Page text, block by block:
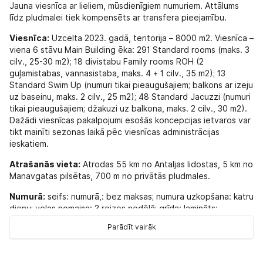
Jauna viesnīca ar lieliem, mūsdienīgiem numuriem. Attālums
līdz pludmalei tiek kompensēts ar transfera pieejamību.
Viesnīca: Uzcelta 2023. gadā, teritorija – 8000 m2. Viesnīca –
viena 6 stāvu Main Building ēka: 291 Standard rooms (maks. 3
cilv., 25-30 m2); 18 divistabu Family rooms ROH (2
guļamistabas, vannasistaba, maks. 4 + 1 cilv., 35 m2); 13
Standard Swim Up (numuri tikai pieaugušajiem; balkons ar izeju
uz baseinu, maks. 2 cilv., 25 m2); 48 Standard Jacuzzi (numuri
tikai pieaugušajiem; džakuzi uz balkona, maks. 2 cilv., 30 m2).
Dažādi viesnīcas pakalpojumi esošās koncepcijas ietvaros var
tikt mainīti sezonas laikā pēc viesnīcas administrācijas
ieskatiem.
Atrašanās vieta: Atrodas 55 km no Antaljas lidostas, 5 km no
Manavgatas pilsētas, 700 m no privātās pludmales.
Numurā: seifs: numurā,: bez maksas; numura uzkopšana: katru
dienu; veļas nomaiņa: 3 reizes nedēļā; grīda: lamināts;
minibārs (ūdens, atspirdzinošie dzērieni un 2 ali ierašanās
Parādīt vairāk